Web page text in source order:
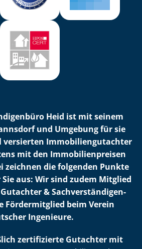
Heid ist mit seinem
und Umgebung für sie
versierten Im­mo­bi­li­en­gut­ach­ter
mit den Im­mo­bi­li­en­prei­sen
zeichnen die folgenden Punkte
aus: Wir sind zudem Mitglied
& Sach­ver­stän­di­gen­
Fördermitglied beim Verein
Ingenieure.
zertifizierte Gutachter mit